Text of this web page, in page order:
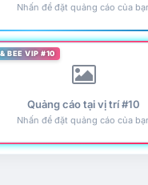
Nhấn để đặt quảng cáo của
BEE VIP #10
Quảng cáo tại vị trí #10
Nhấn để đặt quảng cáo của